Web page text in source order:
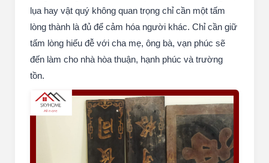
lụa hay vật quý không quan trọng chỉ cần một tấm
lòng thành là đủ để cảm hóa người khác. Chỉ cần giữ
tấm lòng hiếu đễ với cha mẹ, ông bà, vạn phúc sẽ
đến làm cho nhà hòa thuận, hạnh phúc và trường
tồn.